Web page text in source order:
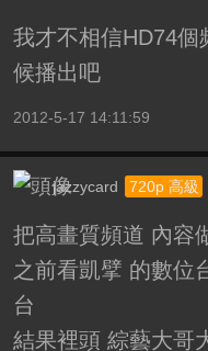
我才不相信HD74個
候播出吧
2012-5-17 14:11:59
jazzycard 720p 高級
把高畫質頻道 內容
之前看凱擘 的數位
台
結果裡頭 綜藝大哥